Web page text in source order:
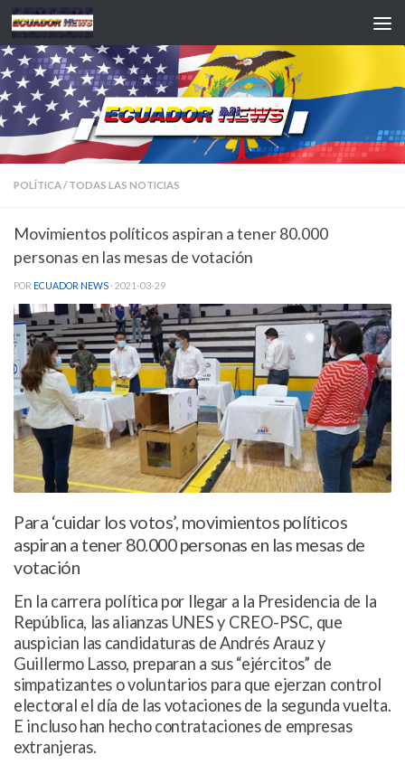
Saltar al contenido
POLÍTICA/ TODAS LAS NOTICIAS
Movimientos políticos aspiran a tener 80.000
personas en las mesas de votación
POR ECUADOR NEWS · 2021-03-29
Para ‘cuidar los votos’, movimientos políticos
aspiran a tener 80.000 personas en las mesas de
votación
En la carrera política por llegar a la Presidencia de la
República, las alianzas UNES y CREO-PSC, que
auspician las candidaturas de Andrés Arauz y
Guillermo Lasso, preparan a sus “ejércitos” de
simpatizantes o voluntarios para que ejerzan control
electoral el día de las votaciones de la segunda vuelta.
E incluso han hecho contrataciones de empresas
extranjeras.